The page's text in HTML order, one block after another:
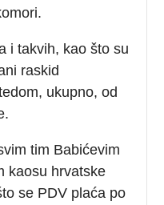
i takvih, kao što su
raskid
ukupno, od
tim Babićevim
kaosu hrvatske
se PDV plaća po